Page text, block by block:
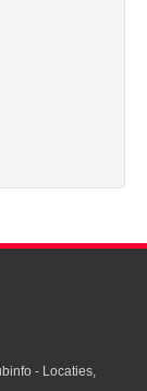
- Locaties,